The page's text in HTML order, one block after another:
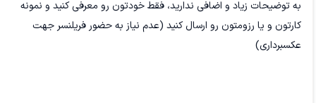
به توضیحات زیاد و اضافی ندارید، فقط خودتون رو معرفی کنید و نمونه
کارتون و یا رزومتون رو ارسال کنید (عدم نیاز به حضور فریلنسر جهت
عکسبرداری)